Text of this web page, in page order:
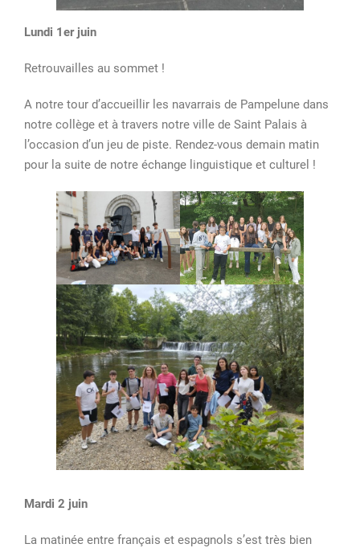
Lundi 1er juin
Retrouvailles au sommet !
A notre tour d’accueillir les navarrais de Pampelune dans
notre collège et à travers notre ville de Saint Palais à
l’occasion d’un jeu de piste. Rendez-vous demain matin
pour la suite de notre échange linguistique et culturel !
Mardi 2 juin
La matinée entre français et espagnols s’est très bien